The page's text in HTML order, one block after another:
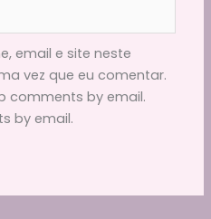
email e site neste
vez que eu comentar.
comments by email.
by email.